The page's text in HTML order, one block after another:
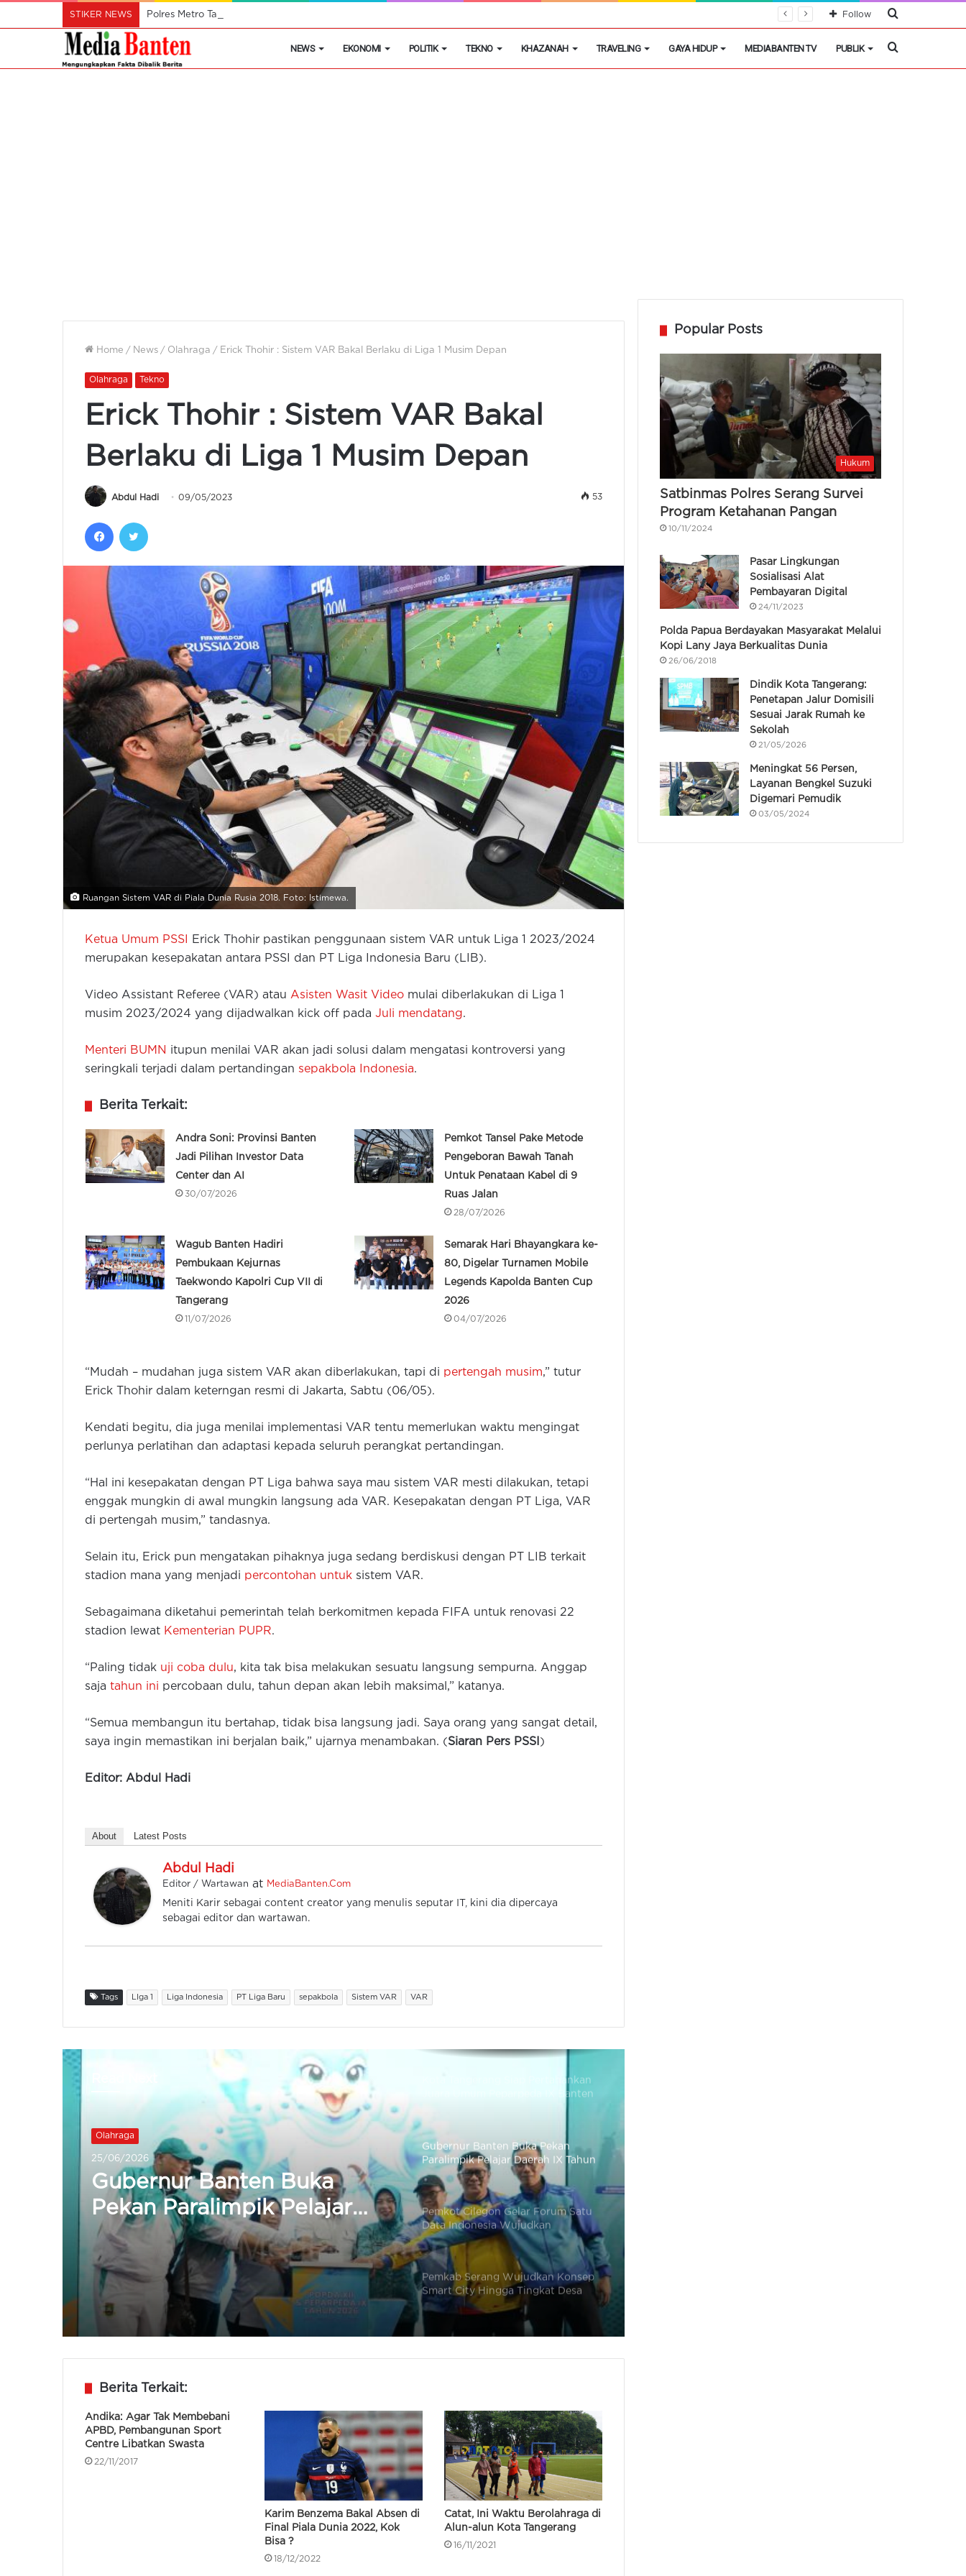
STIKER NEWS Polres Metro Tangerang Kota Buru Pemasok Utama Obat Keras Ilegal di Kosambi Cari
Follow
NEWS EKONOMI POLITIK TEKNO KHAZANAH TRAVELING GAYA HIDUP MEDIABANTEN TV PUBLIK Cari
Home / News / Olahraga / Erick Thohir : Sistem VAR Bakal Berlaku di Liga 1 Musim Depan
Olahraga Tekno
Erick Thohir : Sistem VAR Bakal
Berlaku di Liga 1 Musim Depan
Abdul Hadi 09/05/2023 53
Facebook
Ruangan Sistem VAR di Piala Dunia Rusia 2018. Foto: Istimewa.
Ketua Umum PSSI
Erick Thohir pastikan penggunaan sistem VAR untuk Liga 1 2023/2024
merupakan kesepakatan antara PSSI dan PT Liga Indonesia Baru (LIB).
Video Assistant Referee (VAR) atau Asisten Wasit Video mulai diberlakukan di Liga 1
musim 2023/2024 yang dijadwalkan kick off pada Juli mendatang.
Menteri BUMN itupun menilai VAR akan jadi solusi dalam mengatasi kontroversi yang
seringkali terjadi dalam pertandingan sepakbola Indonesia.
Berita Terkait:
Andra Soni: Provinsi Banten
Jadi Pilihan Investor Data
Center dan AI
30/07/2026
Pemkot Tansel Pake Metode
Pengeboran Bawah Tanah
Untuk Penataan Kabel di 9
Ruas Jalan
28/07/2026
Wagub Banten Hadiri
Pembukaan Kejurnas
Taekwondo Kapolri Cup VII di
Tangerang
11/07/2026
Semarak Hari Bhayangkara ke-
80, Digelar Turnamen Mobile
Legends Kapolda Banten Cup
2026
04/07/2026
“Mudah – mudahan juga sistem VAR akan diberlakukan, tapi di pertengah musim,” tutur
Erick Thohir dalam keterngan resmi di Jakarta, Sabtu (06/05).
Kendati begitu, dia juga menilai implementasi VAR tentu memerlukan waktu mengingat
perlunya perlatihan dan adaptasi kepada seluruh perangkat pertandingan.
“Hal ini kesepakatan dengan PT Liga bahwa saya mau sistem VAR mesti dilakukan, tetapi
enggak mungkin di awal mungkin langsung ada VAR. Kesepakatan dengan PT Liga, VAR
di pertengah musim,” tandasnya.
Selain itu, Erick pun mengatakan pihaknya juga sedang berdiskusi dengan PT LIB terkait
stadion mana yang menjadi percontohan untuk sistem VAR.
Sebagaimana diketahui pemerintah telah berkomitmen kepada FIFA untuk renovasi 22
stadion lewat Kementerian PUPR.
“Paling tidak uji coba dulu, kita tak bisa melakukan sesuatu langsung sempurna. Anggap
saja tahun ini percobaan dulu, tahun depan akan lebih maksimal,” katanya.
“Semua membangun itu bertahap, tidak bisa langsung jadi. Saya orang yang sangat detail,
saya ingin memastikan ini berjalan baik,” ujarnya menambakan. (Siaran Pers PSSI )
Editor: Abdul Hadi
About Latest Posts
Abdul Hadi
Editor / Wartawan at MediaBanten.Com
Meniti Karir sebagai content creator yang menulis seputar IT, kini dia dipercaya
sebagai editor dan wartawan.
Tags LIga 1 Liga Indonesia PT Liga Baru sepakbola Sistem VAR VAR
Tekno
24/06/2026
Pemkot Cilegon Gelar
Forum Satu Data Indonesia
Wujudkan Keakuratan Data
Pemkot Tangerang Beri Bonus
Cilegon
Cilegon Ke Popda XII Provinsi
Iespa Banten Raih Penghargaan
Juara Umum Peparpeda IX Banten
Gubernur Banten Buka Pekan
Paralimpik Pelajar Daerah IX Tahun
Pemkot Cilegon Gelar Forum Satu
Data Indonesia Wujudkan
Keakuratan Data
Pemkab Serang Wujudkan Konsep
Smart City Hingga Tingkat Desa
Sambut Hari Bhayangkara ke-80,
Kapolres Metro Tangerang Kota
Buka Turnamen E-Sport
Kota Tangerang Jadi Juara Umum
Raih 265 Medali
Andra Soni Buka Popda XII dan
Peparpeda IX Provinsi Banten di
Cilegon
Cilegon Ke Popda XII Provinsi
Berita Terkait:
Andika: Agar Tak Membebani
APBD, Pembangunan Sport
Centre Libatkan Swasta
22/11/2017
Karim Benzema Bakal Absen di
Final Piala Dunia 2022, Kok
Bisa ?
18/12/2022
Catat, Ini Waktu Berolahraga di
Alun-alun Kota Tangerang
16/11/2021
Popular Posts
Hukum
Satbinmas Polres Serang Survei
Program Ketahanan Pangan
10/11/2024
Pasar Lingkungan
Sosialisasi Alat
Pembayaran Digital
24/11/2023
Polda Papua Berdayakan Masyarakat Melalui
Kopi Lany Jaya Berkualitas Dunia
26/06/2018
Dindik Kota Tangerang:
Penetapan Jalur Domisili
Sesuai Jarak Rumah ke
Sekolah
21/05/2026
Meningkat 56 Persen,
Layanan Bengkel Suzuki
Digemari Pemudik
03/05/2024